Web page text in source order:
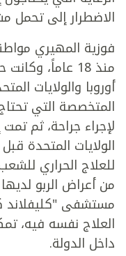
الاضطرار إلى تحمل
فوزية المهيري
منذ 18 عاماً،
أوروبا والولايات
المتخصصة التي
لإجراء جراحة، ثم
الولايات المتحدة
للعلاج الحراري
من أعراض الربو
مستشفى "كليفلاند
العلاج نفسه فيه،
داخل الدولة.